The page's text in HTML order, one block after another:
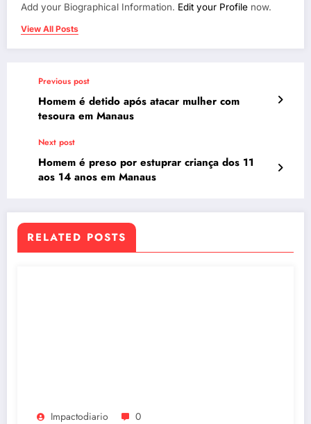
Add your Biographical Information. Edit your Profile now.
View All Posts
Previous post
Homem é detido após atacar mulher com
tesoura em Manaus
Next post
Homem é preso por estuprar criança dos 11
aos 14 anos em Manaus
RELATED POSTS
Impactodiario 0